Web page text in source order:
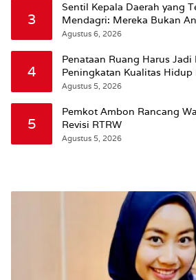
3
Sentil Kepala Daerah yang
Mendagri: Mereka Bukan
Agustus 6, 2026
4
Penataan Ruang Harus Jadi
Peningkatan Kualitas Hidup
Wattimena: Revisi RT-RW
Agustus 5, 2026
5
Pemkot Ambon Rancang
Revisi RTRW
Agustus 5, 2026